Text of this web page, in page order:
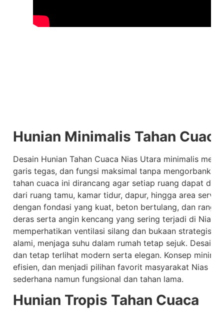
Hunian Minimalis Tahan Cuaca
Desain Hunian Tahan Cuaca Nias Utara minimalis
garis tegas, dan fungsi maksimal tanpa mengorbankan
tahan cuaca ini dirancang agar setiap ruang dapat
dari ruang tamu, kamar tidur, dapur, hingga area
dengan fondasi yang kuat, beton bertulang, dan
deras serta angin kencang yang sering terjadi di Nias
memperhatikan ventilasi silang dan bukaan strategis
alami, menjaga suhu dalam rumah tetap sejuk. Desain
dan tetap terlihat modern serta elegan. Konsep
efisien, dan menjadi pilihan favorit masyarakat Nias
sederhana namun fungsional dan tahan lama.
Hunian Tropis Tahan Cuaca